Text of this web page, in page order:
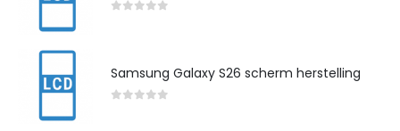
Samsung Galaxy S26 scherm herstelling